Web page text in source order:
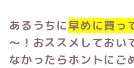
あるうちに早めに買っ
～！おススメしておい
なかったらホントにご